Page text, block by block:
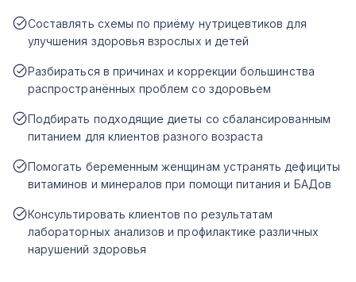
Составлять схемы по приёму нутрицевтиков для
улучшения здоровья взрослых и детей
Разбираться в причинах и коррекции большинства
распространённых проблем со здоровьем
Подбирать подходящие диеты со сбалансированным
питанием для клиентов разного возраста
Помогать беременным женщинам устранять дефициты
витаминов и минералов при помощи питания и БАДов
Консультировать клиентов по результатам
лабораторных анализов и профилактике различных
нарушений здоровья